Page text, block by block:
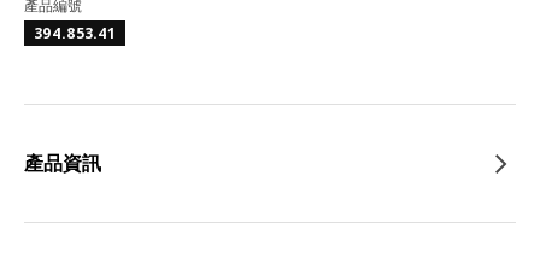
產品編號
394.853.41
產品資訊